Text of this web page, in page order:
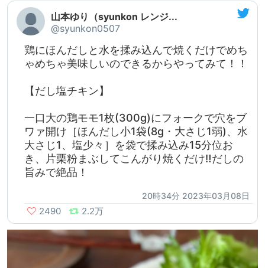
山本ゆり（syunkon レンジ...
@syunkon0507
鶏にほんだしと水を揉み込んで焼くだけでめち
ゃめちゃ美味しいのできるからやってみて！！
【だし塩チキン】
一口大の鶏モモ1枚(300g)にフォークで穴をブ
ワァ開け［ほんだし小1袋(8g・大さじ1弱)、水
大さじ1、塩少々］を袋で揉み込み15分位お
き、片栗粉まぶしてこんがり焼くだけ‼️だしの
旨みで絶品！
20時34分 2023年03月08日
2490 2.2万